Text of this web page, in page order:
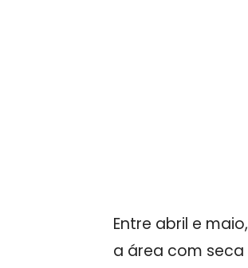
Entre abril e maio,
a área com seca